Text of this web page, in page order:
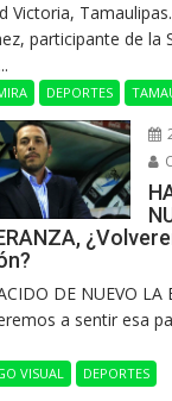
Victoria,
participante de la
DEPORTES
DE NUEVO LA
a sentir esa
VISUAL DEPORTES